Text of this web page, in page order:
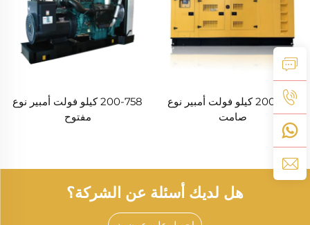
200-758 كيلو فولت أمبير نوع
صامت
200-758 كيلو فولت أمبير نوع
مفتوح
هل لديك أسئلة عن الشركة؟